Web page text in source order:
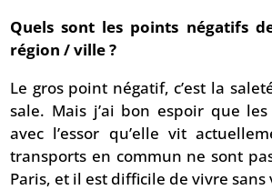
Quels sont les points négatifs
région / ville ?
Le gros point négatif, c’est la
sale. Mais j’ai bon espoir que
avec l’essor qu’elle vit
transports en commun ne sont
Paris, et il est difficile de vivre